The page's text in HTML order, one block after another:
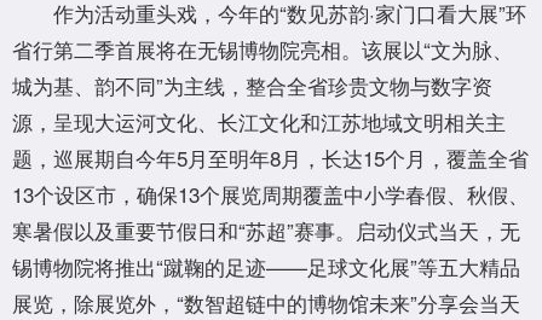
作为活动重头戏，今年的“数见苏韵·家门口看大展”环
省行第二季首展将在无锡博物院亮相。该展以“文为脉、
城为基、韵不同”为主线，整合全省珍贵文物与数字资
源，呈现大运河文化、长江文化和江苏地域文明相关主
题，巡展期自今年5月至明年8月，长达15个月，覆盖全省
13个设区市，确保13个展览周期覆盖中小学春假、秋假、
寒暑假以及重要节假日和“苏超”赛事。启动仪式当天，无
锡博物院将推出“蹴鞠的足迹——足球文化展”等五大精品
展览，除展览外，“数智超链中的博物馆未来”分享会当天